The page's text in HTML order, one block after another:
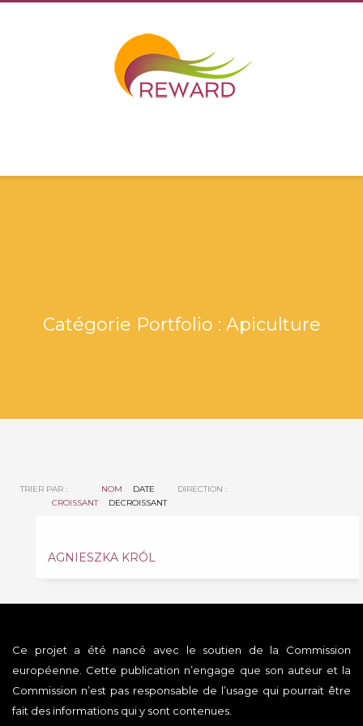
Catégorie Portfolio : Apiculture
TRIER PAR : NOM DATE
DIRECTION :
CROISSANT
DECROISSANT
AGNIESZKA KRÓL
Ce projet a été nancé avec le soutien de la Commission
européenne. Cette publication n’engage que son auteur et la
Commission n’est pas responsable de l’usage qui pourrait être
fait des informations qui y sont contenues.